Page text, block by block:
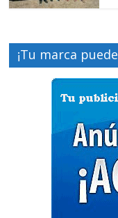
¡Tu marca